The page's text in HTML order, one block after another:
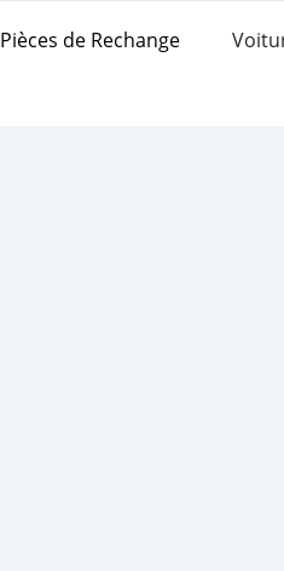
Pièces de Rechange